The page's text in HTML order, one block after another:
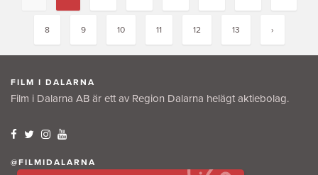
8 9 10 11 12 13 ›
FILM I DALARNA
Film i Dalarna AB är ett av Region Dalarna helägt aktiebolag.
@FILMIDALARNA